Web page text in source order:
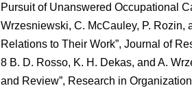
Pursuit of Unanswered Occupational
Wrzesniewski, C. McCauley, P. Rozin,
Relations to Their Work”, Journal of
8 B. D. Rosso, K. H. Dekas, and A.
and Review”, Research in